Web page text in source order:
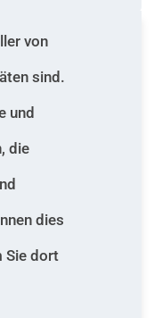
von
sind.
und
die
dies
Sie dort